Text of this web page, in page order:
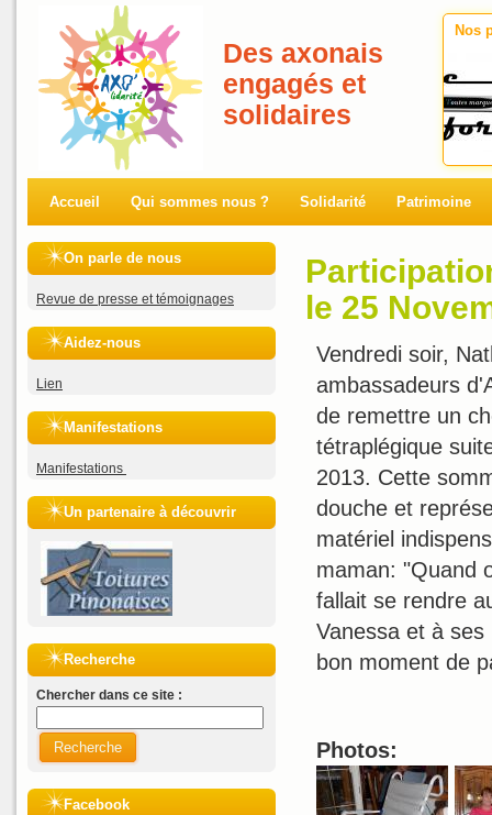
Des axonais
engagés et
solidaires
Accueil Qui sommes nous ? Solidarité Patrimoine
Nos
On parle de nous
Revue de presse et témoignages
Aidez-nous
Lien
Manifestations
Manifestations
Un partenaire à découvrir
Recherche
Chercher dans ce site :
Recherche
Facebook
le 25
Vendredi soir,
ambassadeurs
de remettre un
tétraplégique
2013. Cette
douche et
matériel
maman: "Quand
fallait se rendre
Vanessa et à
bon moment de
Photos: